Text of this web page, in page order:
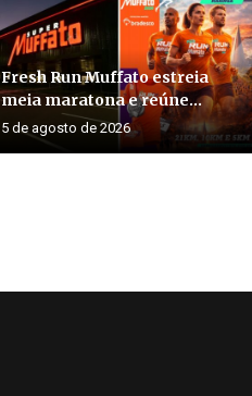
Fresh Run Muffato estreia
meia maratona e reúne...
5 de agosto de 2026